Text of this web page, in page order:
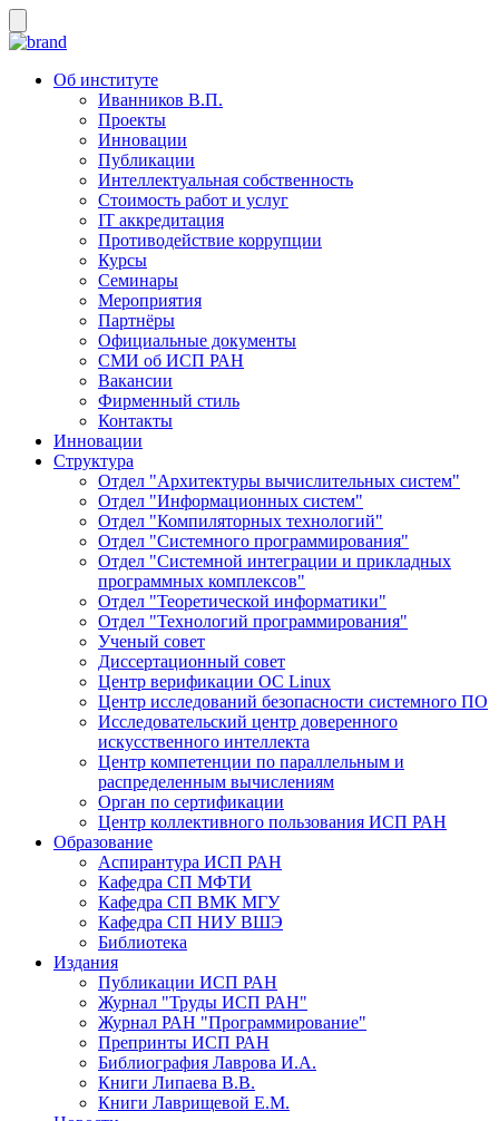
Об институте
Иванников В.П.
Проекты
Инновации
Публикации
Интеллектуальная собственность
Стоимость работ и услуг
IT аккредитация
Противодействие коррупции
Курсы
Семинары
Мероприятия
Партнёры
Официальные документы
СМИ об ИСП РАН
Вакансии
Фирменный стиль
Контакты
Инновации
Структура
Отдел "Архитектуры вычислительных систем"
Отдел "Информационных систем"
Отдел "Компиляторных технологий"
Отдел "Системного программирования"
Отдел "Системной интеграции и прикладных
программных комплексов"
Отдел "Теоретической информатики"
Отдел "Технологий программирования"
Ученый совет
Диссертационный совет
Центр верификации ОС Linux
Центр исследований безопасности системного ПО
Исследовательский центр доверенного
искусственного интеллекта
Центр компетенции по параллельным и
распределенным вычислениям
Орган по сертификации
Центр коллективного пользования ИСП РАН
Образование
Аспирантура ИСП РАН
Кафедра СП МФТИ
Кафедра СП ВМК МГУ
Кафедра СП НИУ ВШЭ
Библиотека
Издания
Публикации ИСП РАН
Журнал "Труды ИСП РАН"
Журнал РАН "Программирование"
Препринты ИСП РАН
Библиография Лаврова И.А.
Книги Липаева В.В.
Книги Лаврищевой Е.М.